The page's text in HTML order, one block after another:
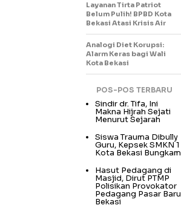
Layanan Tirta Patriot
Belum Pulih! BPBD Kota
Bekasi Atasi Krisis Air
Analogi Diet Korupsi:
Alarm Keras bagi Wali
Kota Bekasi
POS-POS TERBARU
Sindir dr. Tifa, Ini
Makna Hijrah Sejati
Menurut Sejarah
Siswa Trauma Dibully
Guru, Kepsek SMKN 1
Kota Bekasi Bungkam
Hasut Pedagang di
Masjid, Dirut PTMP
Polisikan Provokator
Pedagang Pasar Baru
Bekasi